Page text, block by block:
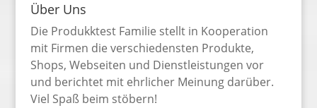
Über Uns
Die Produkktest Familie stellt in Kooperation
mit Firmen die verschiedensten Produkte,
Shops, Webseiten und Dienstleistungen vor
und berichtet mit ehrlicher Meinung darüber.
Viel Spaß beim stöbern!